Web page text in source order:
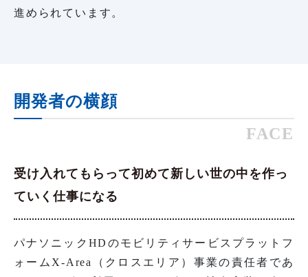
進められています。
開発者の横顔
FACE
受け入れてもらって初めて新しい世の中を作っ
ていく仕事になる
パナソニックHDのモビリティサービスプラットフ
ォームX-Area（クロスエリア）事業の責任者であ